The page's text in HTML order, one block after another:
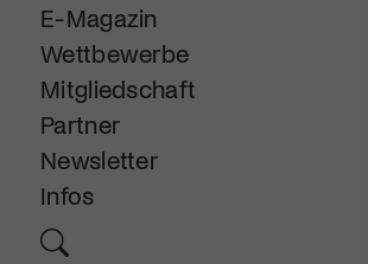
E-Magazin
Wettbewerbe
Mitgliedschaft
Partner
Newsletter
Infos